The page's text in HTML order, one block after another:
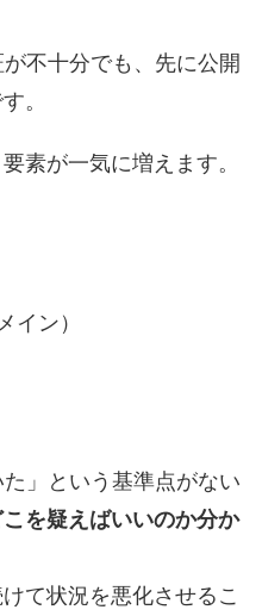
不十分でも、先に公開
。
素が一気に増えます。
イン）
」という基準点がない
を疑えばいいのか分か
て状況を悪化させるこ